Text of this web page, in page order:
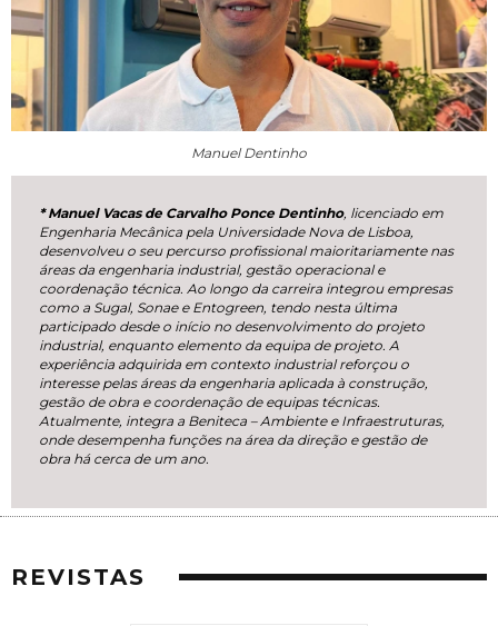
Manuel Dentinho
* Manuel Vacas de Carvalho Ponce Dentinho, licenciado em
Engenharia Mecânica pela Universidade Nova de Lisboa,
desenvolveu o seu percurso profissional maioritariamente nas
áreas da engenharia industrial, gestão operacional e
coordenação técnica. Ao longo da carreira integrou empresas
como a Sugal, Sonae e Entogreen, tendo nesta última
participado desde o início no desenvolvimento do projeto
industrial, enquanto elemento da equipa de projeto. A
experiência adquirida em contexto industrial reforçou o
interesse pelas áreas da engenharia aplicada à construção,
gestão de obra e coordenação de equipas técnicas.
Atualmente, integra a Beniteca – Ambiente e Infraestruturas,
onde desempenha funções na área da direção e gestão de
obra há cerca de um ano.
REVISTAS